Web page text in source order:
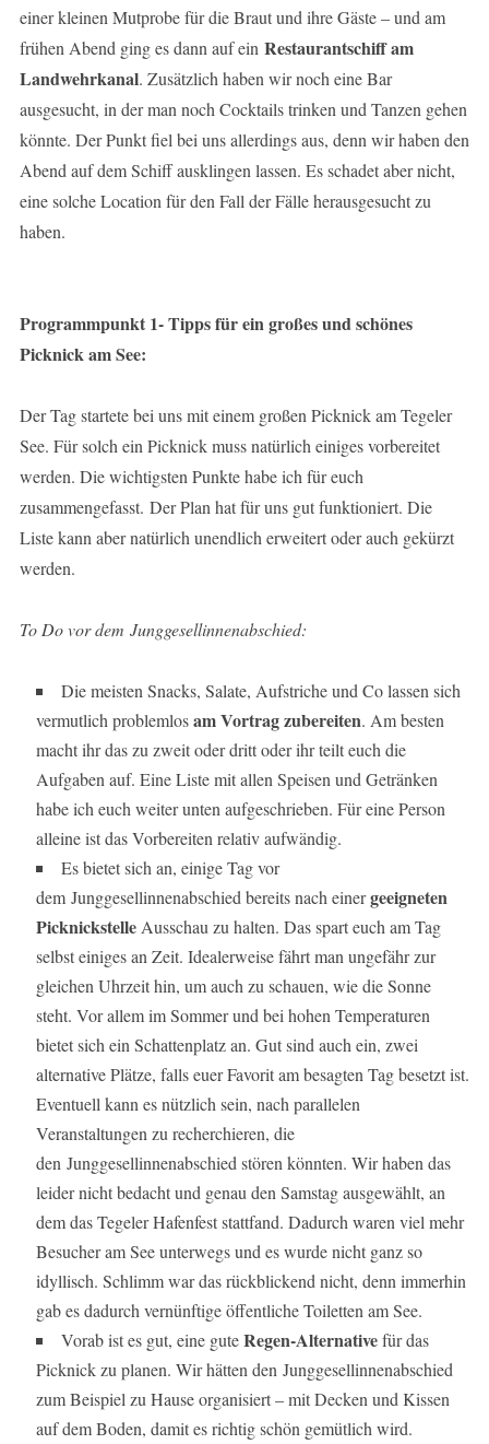
einer kleinen Mutprobe für die Braut und ihre Gäste – und am
frühen Abend ging es dann auf ein Restaurantschiff am
Landwehrkanal. Zusätzlich haben wir noch eine Bar
ausgesucht, in der man noch Cocktails trinken und Tanzen gehen
könnte. Der Punkt fiel bei uns allerdings aus, denn wir haben den
Abend auf dem Schiff ausklingen lassen. Es schadet aber nicht,
eine solche Location für den Fall der Fälle herausgesucht zu
haben.
Programmpunkt 1- Tipps für ein großes und schönes
Picknick am See:
Der Tag startete bei uns mit einem großen Picknick am Tegeler
See. Für solch ein Picknick muss natürlich einiges vorbereitet
werden. Die wichtigsten Punkte habe ich für euch
zusammengefasst. Der Plan hat für uns gut funktioniert. Die
Liste kann aber natürlich unendlich erweitert oder auch gekürzt
werden.
To Do vor dem Junggesellinnenabschied:
Die meisten Snacks, Salate, Aufstriche und Co lassen sich
vermutlich problemlosam Vortrag zubereiten. Am besten
macht ihr das zu zweit oder dritt oder ihr teilt euch die
Aufgaben auf. Eine Liste mit allen Speisen und Getränken
habe ich euch weiter unten aufgeschrieben. Für eine Person
alleine ist das Vorbereiten relativ aufwändig.
Es bietet sich an, einige Tag vor
dem Junggesellinnenabschied bereits nach einergeeigneten
PicknickstelleAusschau zu halten. Das spart euch am Tag
selbst einiges an Zeit. Idealerweise fährt man ungefähr zur
gleichen Uhrzeit hin, um auch zu schauen, wie die Sonne
steht. Vor allem im Sommer und bei hohen Temperaturen
bietet sich ein Schattenplatz an. Gut sind auch ein, zwei
alternative Plätze, falls euer Favorit am besagten Tag besetzt ist.
Eventuell kann es nützlich sein, nach parallelen
Veranstaltungen zu recherchieren, die
den Junggesellinnenabschied stören könnten. Wir haben das
leider nicht bedacht und genau den Samstag ausgewählt, an
dem das Tegeler Hafenfest stattfand. Dadurch waren viel mehr
Besucher am See unterwegs und es wurde nicht ganz so
idyllisch. Schlimm war das rückblickend nicht, denn immerhin
gab es dadurch vernünftige öffentliche Toiletten am See.
Vorab ist es gut, eine guteRegen-Alternativefür das
Picknick zu planen. Wir hätten den Junggesellinnenabschied
zum Beispiel zu Hause organisiert – mit Decken und Kissen
auf dem Boden, damit es richtig schön gemütlich wird.